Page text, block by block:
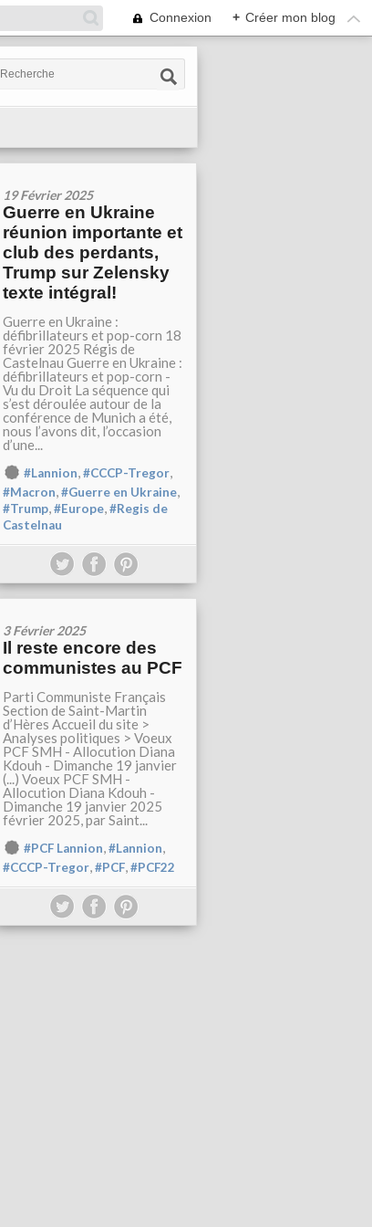
Connexion + Créer mon blog
19 Février 2025
Guerre en Ukraine
réunion importante et
club des perdants,
Trump sur Zelensky
texte intégral!
Guerre en Ukraine :
défibrillateurs et pop-corn 18
février 2025 Régis de
Castelnau Guerre en Ukraine :
défibrillateurs et pop-corn -
Vu du Droit La séquence qui
s’est déroulée autour de la
conférence de Munich a été,
nous l’avons dit, l’occasion
d’une...
#Lannion,#CCCP-Tregor,
#Macron,#Guerre en Ukraine,
#Trump,#Europe,#Regis de
Castelnau
3 Février 2025
Il reste encore des
communistes au PCF
Parti Communiste Français
Section de Saint-Martin
d’Hères Accueil du site >
Analyses politiques > Voeux
PCF SMH - Allocution Diana
Kdouh - Dimanche 19 janvier
(...) Voeux PCF SMH -
Allocution Diana Kdouh -
Dimanche 19 janvier 2025
février 2025, par Saint...
#PCF Lannion,#Lannion,
#CCCP-Tregor,#PCF,#PCF22